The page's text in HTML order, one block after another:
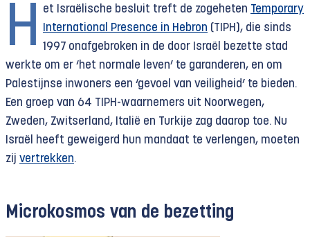
H et Israëlische besluit treft de zogeheten Temporary
International Presence in Hebron (TIPH), die sinds
1997 onafgebroken in de door Israël bezette stad
werkte om er ‘het normale leven’ te garanderen, en om
Palestijnse inwoners een ‘gevoel van veiligheid’ te bieden.
Een groep van 64 TIPH-waarnemers uit Noorwegen,
Zweden, Zwitserland, Italië en Turkije zag daarop toe. Nu
Israël heeft geweigerd hun mandaat te verlengen, moeten
zij vertrekken.
Microkosmos van de bezetting